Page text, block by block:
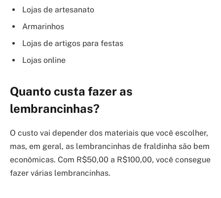
Lojas de artesanato
Armarinhos
Lojas de artigos para festas
Lojas online
Quanto custa fazer as
lembrancinhas?
O custo vai depender dos materiais que você escolher,
mas, em geral, as lembrancinhas de fraldinha são bem
econômicas. Com R$50,00 a R$100,00, você consegue
fazer várias lembrancinhas.